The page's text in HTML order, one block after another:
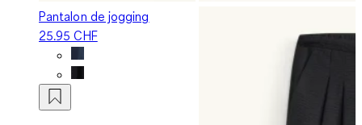
Pantalon de jogging
25.95 CHF